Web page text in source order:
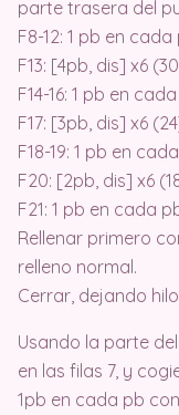
parte trasera del
F8-12: 1 pb en cada
F13: [4pb, dis] x6
F14-16: 1 pb en
F17: [3pb, dis] x6
F18-19: 1 pb en
F20: [2pb, dis] x6
F21: 1 pb en cada
Rellenar primero
relleno normal.
Cerrar, dejando
Usando la parte
en las filas 7, y
1pb en cada pb